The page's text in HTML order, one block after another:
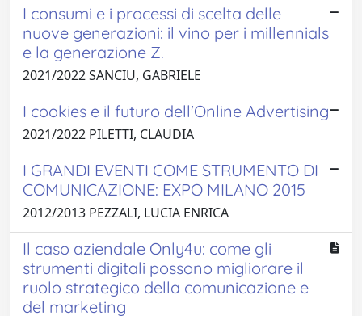
I consumi e i processi di scelta delle
nuove generazioni: il vino per i millennials
e la generazione Z.
2021/2022 SANCIU, GABRIELE
I cookies e il futuro dell'Online Advertising
2021/2022 PILETTI, CLAUDIA
I GRANDI EVENTI COME STRUMENTO DI
COMUNICAZIONE: EXPO MILANO 2015
2012/2013 PEZZALI, LUCIA ENRICA
Il caso aziendale Only4u: come gli
strumenti digitali possono migliorare il
ruolo strategico della comunicazione e
del marketing